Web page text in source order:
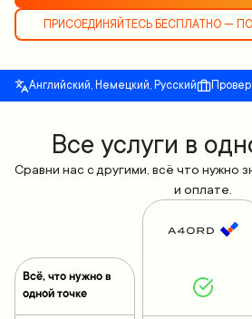
ПРИСОЕДИНЯЙТЕСЬ БЕСПЛАТНО —
Английский, Немецкий, Русский
Все yслуги в
Сравни нас с другими, всё что нужно
и оплате.
Всё, что нужно в
одной точке